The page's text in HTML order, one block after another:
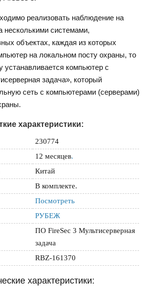
реализовать наблюдение на
несколькими системами,
объектах, каждая из которых
на локальном посту охраны, то
устанавливается компьютер с
задача», который
сеть с компьютерами (серверами)
характеристики:
230774
12 месяцев.
Китай
В комплекте.
Посмотреть
РУБЕЖ
ПО FireSec 3 Мультисерверная
задача
RBZ-161370
характеристики: